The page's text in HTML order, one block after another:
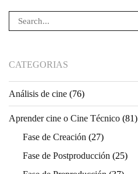
CATEGORIAS
Análisis de cine (76)
Aprender cine o Cine Técnico (81)
Fase de Creación (27)
Fase de Postproducción (25)